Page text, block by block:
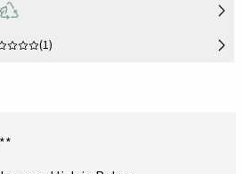
(1)